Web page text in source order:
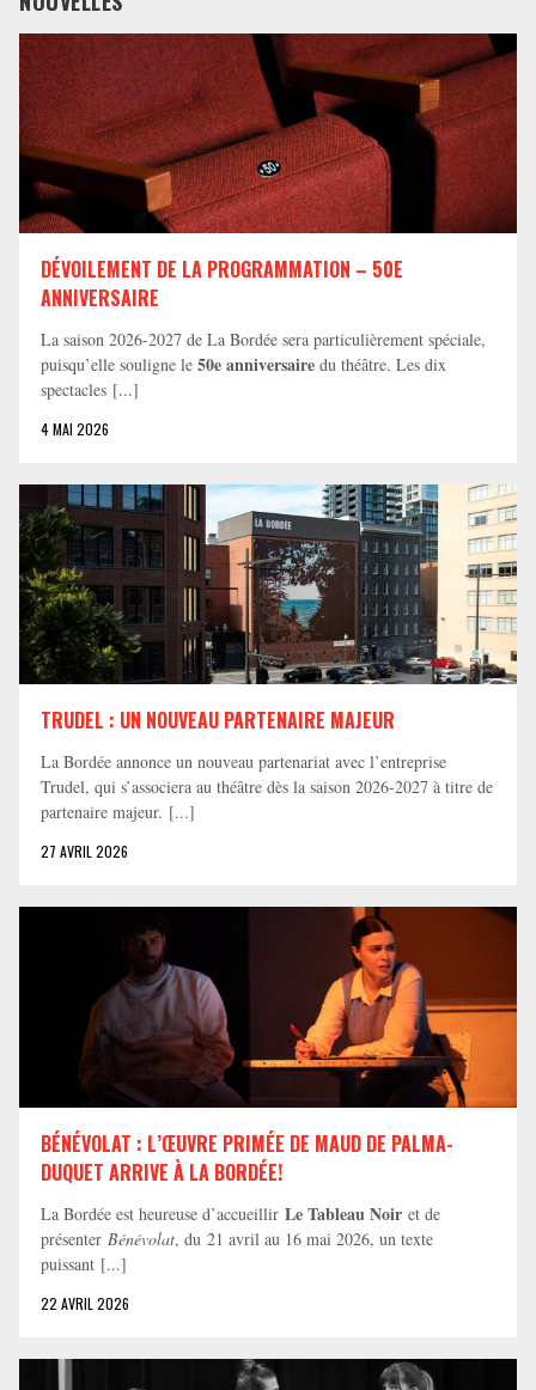
DÉVOILEMENT DE LA PROGRAMMATION – 50E
ANNIVERSAIRE
La saison 2026-2027 de La Bordée sera particulièrement spéciale,
puisqu’elle souligne le 50e anniversaire du théâtre. Les dix
spectacles [...]
4 MAI 2026
TRUDEL : UN NOUVEAU PARTENAIRE MAJEUR
La Bordée annonce un nouveau partenariat avec l’entreprise
Trudel, qui s’associera au théâtre dès la saison 2026-2027 à titre de
partenaire majeur. [...]
27 AVRIL 2026
BÉNÉVOLAT : L’ŒUVRE PRIMÉE DE MAUD DE PALMA-
DUQUET ARRIVE À LA BORDÉE!
La Bordée est heureuse d’accueillir Le Tableau Noir et de
présenter Bénévolat, du 21 avril au 16 mai 2026, un texte
puissant [...]
22 AVRIL 2026